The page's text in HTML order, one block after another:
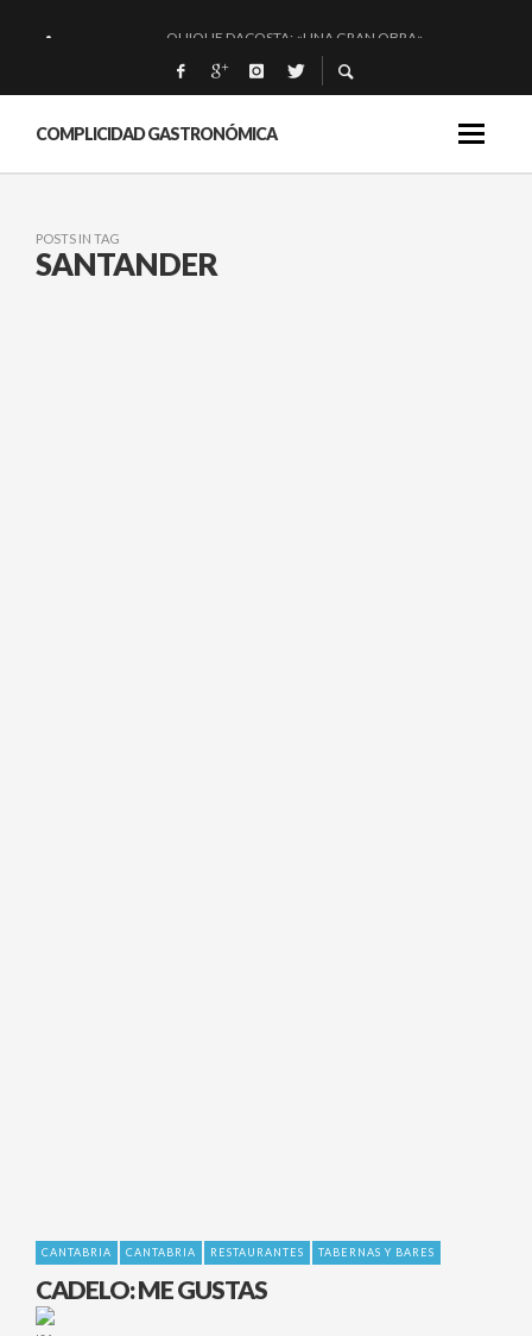
QUIQUE DACOSTA: «UNA GRAN OBRA»
EL BARUCO DE ANERO: MUCHO MÁS QUE UN BAR.
MONTIA: ESENCIAL Y BRILLANTE.
COMPLICIDAD GASTRONÓMICA
POSTS IN TAG
SANTANDER
CANTABRIA CANTABRIA RESTAURANTES TABERNAS Y BARES
CADELO: ME GUSTAS